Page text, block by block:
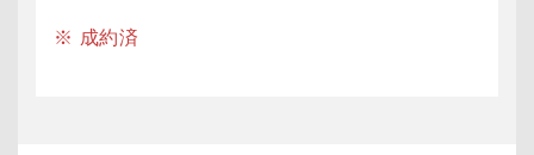
※ 成約済